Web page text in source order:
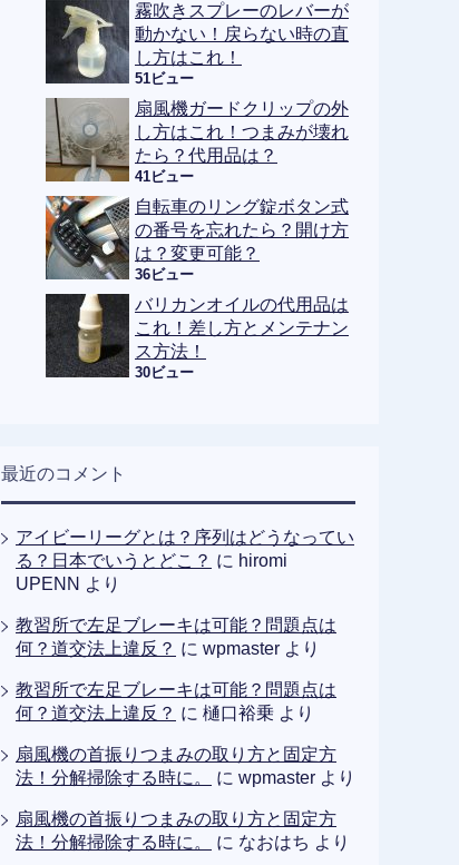
霧吹きスプレーのレバーが
動かない！戻らない時の直
し方はこれ！
51ビュー
扇風機ガードクリップの外
し方はこれ！つまみが壊れ
たら？代用品は？
41ビュー
自転車のリング錠ボタン式
の番号を忘れたら？開け方
は？変更可能？
36ビュー
バリカンオイルの代用品は
これ！差し方とメンテナン
ス方法！
30ビュー
最近のコメント
アイビーリーグとは？序列はどうなってい
る？日本でいうとどこ？ に hiromi
UPENN より
教習所で左足ブレーキは可能？問題点は
何？道交法上違反？ に wpmaster より
教習所で左足ブレーキは可能？問題点は
何？道交法上違反？ に 樋口裕乗 より
扇風機の首振りつまみの取り方と固定方
法！分解掃除する時に。
に wpmaster より
扇風機の首振りつまみの取り方と固定方
法！分解掃除する時に。
に なおはち より